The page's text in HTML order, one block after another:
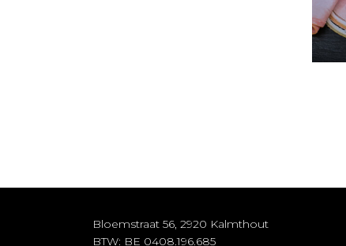
Bloemstraat 56, 2920 Kalmthout
BTW: BE 0408.196.685